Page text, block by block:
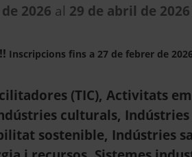
2026 al 29 de abril de 2026
Inscripcions fins a 27 de febrer de
(TIC), Activitats
culturals, Indústries
sostenible, Indústries